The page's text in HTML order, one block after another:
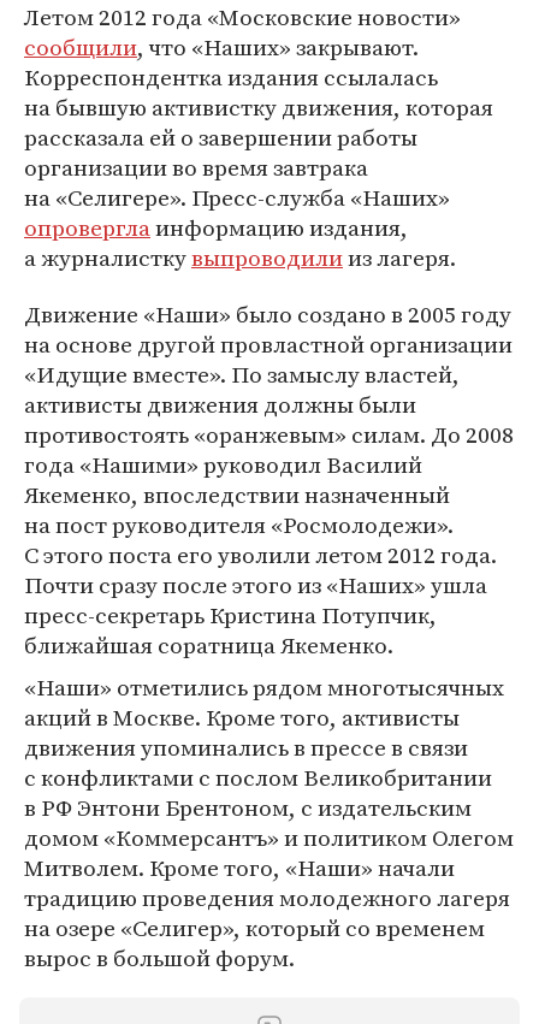
Летом 2012 года «Московские новости»
сообщили, что «Наших» закрывают.
Корреспондентка издания ссылалась
на бывшую активистку движения, которая
рассказала ей о завершении работы
организации во время завтрака
на «Селигере». Пресс-служба «Наших»
опроверглаинформацию издания,
а журналисткувыпроводилииз лагеря.
Движение «Наши» было создано в 2005 году
на основе другой провластной организации
«Идущие вместе». По замыслу властей,
активисты движения должны были
противостоять «оранжевым» силам. До 2008
года «Нашими» руководил Василий
Якеменко, впоследствии назначенный
на пост руководителя «Росмолодежи».
С этого поста его уволили летом 2012 года.
Почти сразу после этого из «Наших» ушла
пресс-секретарь Кристина Потупчик,
ближайшая соратница Якеменко.
«Наши» отметились рядом многотысячных
акций в Москве. Кроме того, активисты
движения упоминались в прессе в связи
с конфликтами с послом Великобритании
в РФ Энтони Брентоном, с издательским
домом «Коммерсантъ» и политиком Олегом
Митволем. Кроме того, «Наши» начали
традицию проведения молодежного лагеря
на озере «Селигер», который со временем
вырос в большой форум.